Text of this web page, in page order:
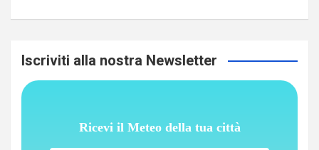
Iscriviti alla nostra Newsletter
Ricevi il Meteo della tua città